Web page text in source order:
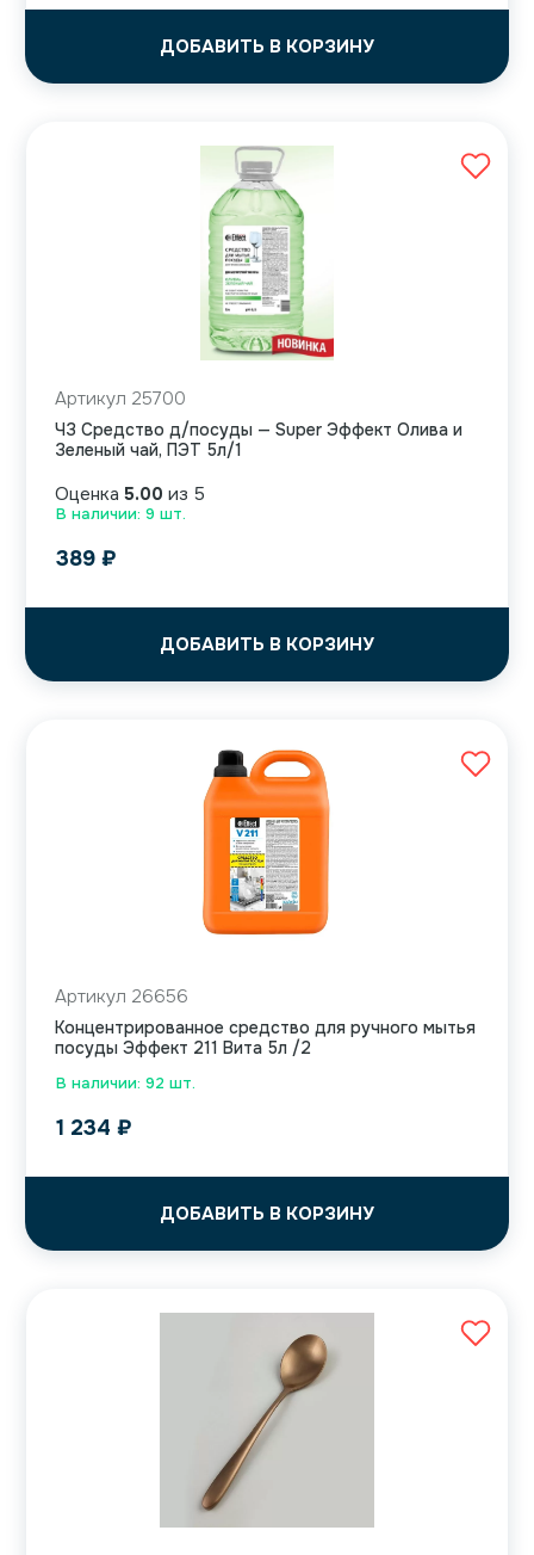
ДОБАВИТЬ В КОРЗИНУ
В наличии: 9 шт.
Артикул 25700
ЧЗ Средство д/посуды — Super Эффект Олива и
Зеленый чай, ПЭТ 5л/1
Оценка 5.00 из 5
389 ₽
ДОБАВИТЬ В КОРЗИНУ
В наличии: 92 шт.
Артикул 26656
Концентрированное средство для ручного мытья
посуды Эффект 211 Вита 5л /2
1 234 ₽
ДОБАВИТЬ В КОРЗИНУ